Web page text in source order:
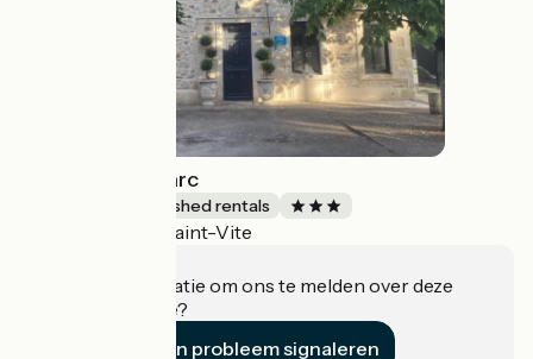
La Maison du Parc
Lodgings and furnished rentals
Saint-Vite
Heeft u informatie om ons te melden over deze
accommodatie?
Een probleem signaleren